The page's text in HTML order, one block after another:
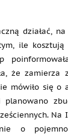
działać,
ile kosztują
że zamierza
mówiło się o
Na
o